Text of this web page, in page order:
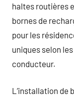
haltes routières
bornes de
pour les
uniques selon
conducteur.
L’installation de